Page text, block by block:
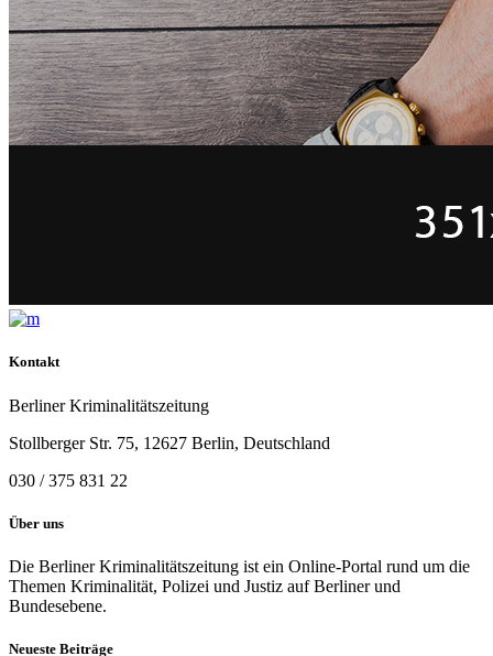
Kontakt
Berliner Kriminalitätszeitung
Stollberger Str. 75, 12627 Berlin, Deutschland
030 / 375 831 22
Über uns
Die Berliner Kriminalitätszeitung ist ein Online-Portal rund um die
Themen Kriminalität, Polizei und Justiz auf Berliner und
Bundesebene.
Neueste Beiträge